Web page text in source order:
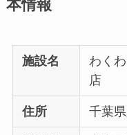
本情報
施設名
わく
店
住所 千葉